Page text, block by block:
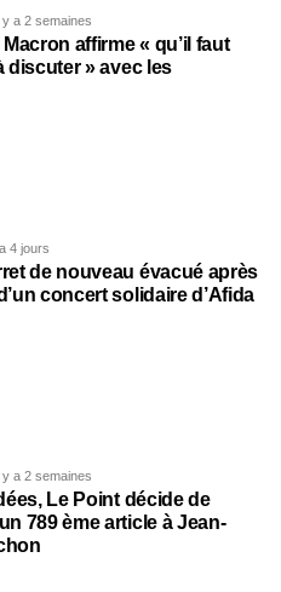
y a 2 semaines
affirme « qu’il faut
discuter » avec les
4 jours
de nouveau évacué après
concert solidaire d’Afida
y a 2 semaines
Le Point décide de
789 ème article à Jean-